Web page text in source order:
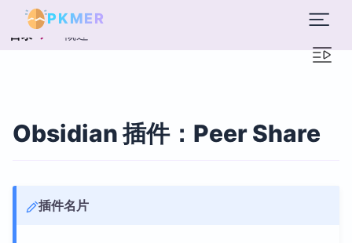
PKMER
目录 概述
Obsidian 插件：Peer Share
插件名片